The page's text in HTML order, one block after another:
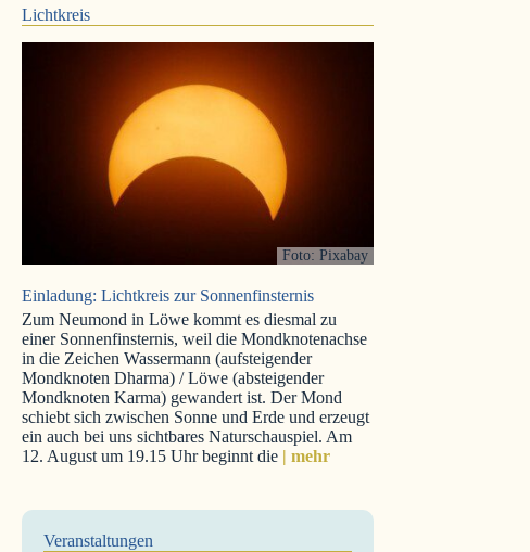
Lichtkreis
Foto: Pixabay
Einladung: Lichtkreis zur Sonnenfinsternis
Zum Neumond in Löwe kommt es diesmal zu
einer Sonnenfinsternis, weil die Mondknotenachse
in die Zeichen Wassermann (aufsteigender
Mondknoten Dharma) / Löwe (absteigender
Mondknoten Karma) gewandert ist. Der Mond
schiebt sich zwischen Sonne und Erde und erzeugt
ein auch bei uns sichtbares Naturschauspiel. Am
12. August um 19.15 Uhr beginnt die | mehr
Veranstaltungen